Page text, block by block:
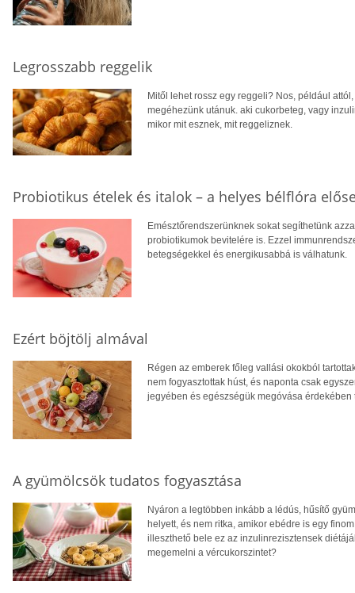
Legrosszabb reggelik
Mitől lehet rossz egy reggeli? Nos, például
megéhezünk utánuk. aki cukorbeteg, vagy
mikor mit esznek, mit reggeliznek.
Probiotikus ételek és italok – a helyes bélflóra
Emésztőrendszerünknek sokat segíthetünk
probiotikumok bevitelére is. Ezzel
betegségekkel és energikusabbá is válhatunk.
Ezért böjtölj almával
Régen az emberek főleg vallási okokból
nem fogyasztottak húst, és naponta csak
jegyében és egészségük megóvása
A gyümölcsök tudatos fogyasztása
Nyáron a legtöbben inkább a lédús, hűsítő
helyett, és nem ritka, amikor ebédre is egy
illeszthető bele ez az inzulinrezisztensek
megemelni a vércukorszintet?